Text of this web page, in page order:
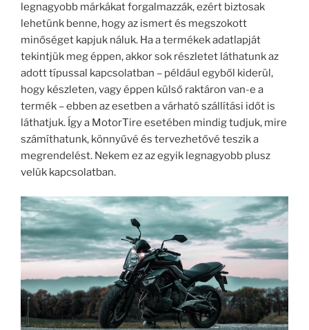
legnagyobb márkákat forgalmazzák, ezért biztosak
lehetünk benne, hogy az ismert és megszokott
minőséget kapjuk náluk. Ha a termékek adatlapját
tekintjük meg éppen, akkor sok részletet láthatunk az
adott típussal kapcsolatban – például egyből kiderül,
hogy készleten, vagy éppen külső raktáron van-e a
termék – ebben az esetben a várható szállítási időt is
láthatjuk. Így a MotorTire esetében mindig tudjuk, mire
számíthatunk, könnyűvé és tervezhetővé teszik a
megrendelést. Nekem ez az egyik legnagyobb plusz
velük kapcsolatban.